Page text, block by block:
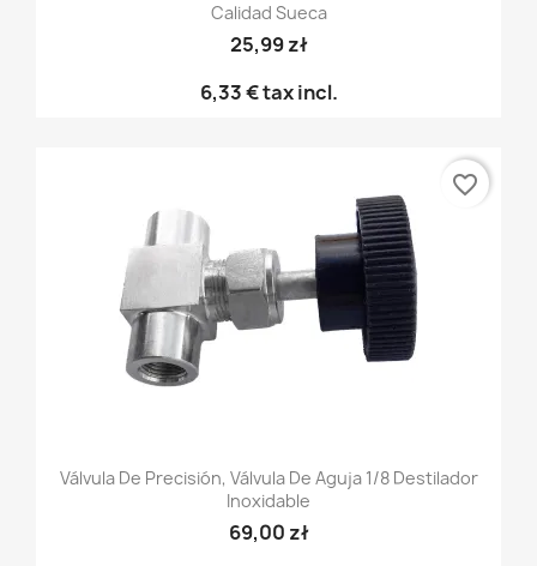
Calidad Sueca
25,99 zł
6,33 €tax incl.
Válvula De Precisión, Válvula De Aguja 1/8 Destilador
Inoxidable
69,00 zł
favorite_border